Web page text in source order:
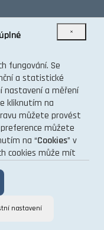
×
fungování. Se
a statistické
nastavení a měření
kliknutím na
můžete provést
preference můžete
na “Cookies” v
cookies může mít
nastavení